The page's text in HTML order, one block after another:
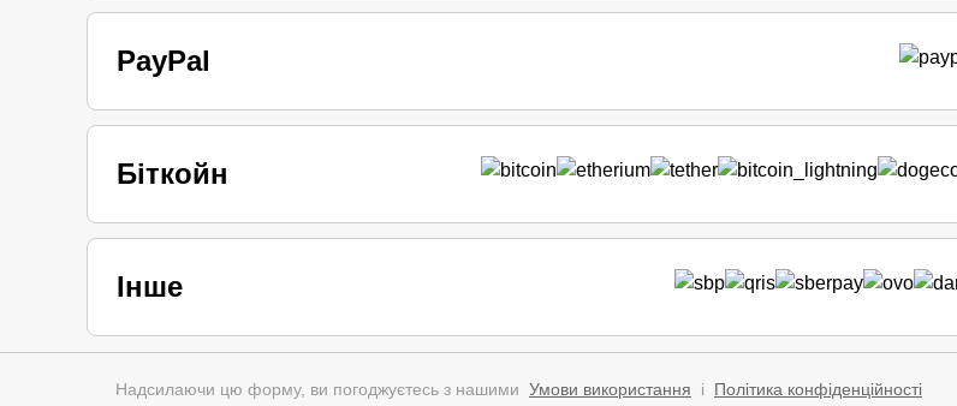
PayPal
Біткойн
Інше
Надсилаючи цю форму, ви погоджуєтесь з нашими Умови використання і Політика конфіденційності